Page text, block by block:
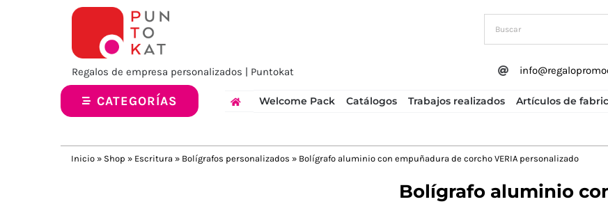
Regalos de empresa personalizados | Puntokat
CATEGORÍAS Welcome Pack Catálogos Trabajos realizados Artículos de
Inicio » Shop » Escritura » Bolígrafos personalizados » Bolígrafo aluminio con empuñadura de corcho VERIA personalizado
Bolígrafo aluminio